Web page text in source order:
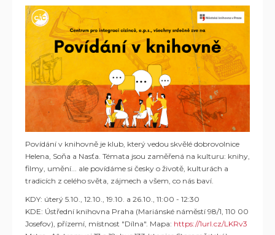
Povídání v knihovně je klub, který vedou skvělé dobrovolnice
Helena, Soňa a Nasťa. Témata jsou zaměřená na kulturu: knihy,
filmy, umění... ale povídáme si česky o životě, kulturách a
tradicích z celého světa, zájmech a všem, co nás baví.
KDY: úterý 5.10., 12.10., 19.10. a 26.10., 11:00 - 12:30
KDE: Ústřední knihovna Praha (Mariánské náměstí 98/1, 110 00
Josefov), přízemí, místnost "Dílna". Mapa: https://1url.cz/LKRv3